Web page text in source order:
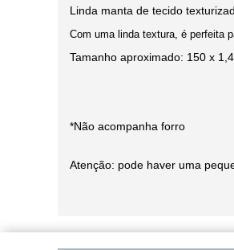
Linda manta de tecido
Com uma linda textura, é perfeita
Tamanho aproximado: 150 x
*Não acompanha forro
Atenção: pode haver uma